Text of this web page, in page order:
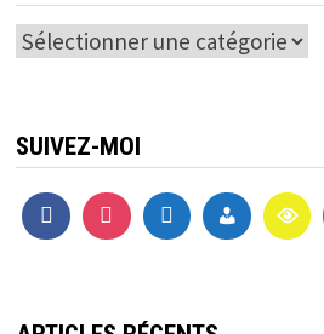
Catégories
SUIVEZ-MOI